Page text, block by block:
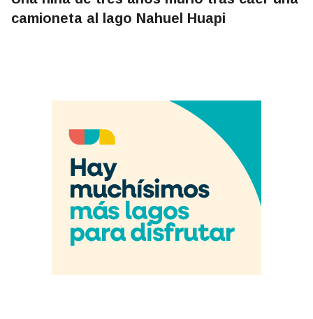
camioneta al lago Nahuel Huapi